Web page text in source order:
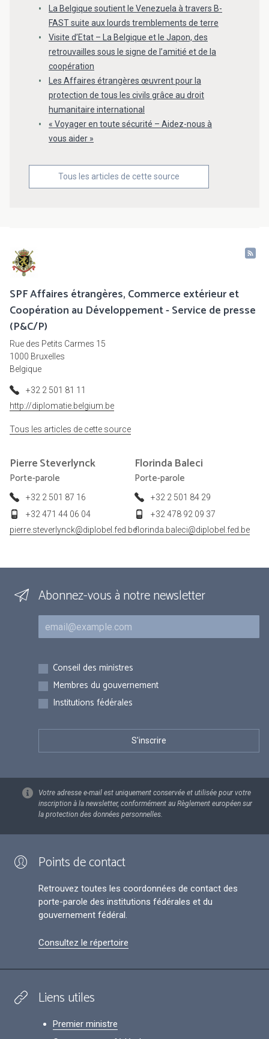
La Belgique soutient le Venezuela à travers B-
FAST suite aux lourds tremblements de terre
Visite d’Etat – La Belgique et le Japon, des
retrouvailles sous le signe de l’amitié et de la
coopération
Les Affaires étrangères œuvrent pour la
protection de tous les civils grâce au droit
humanitaire international
« Voyager en toute sécurité – Aidez-nous à
vous aider »
Tous les articles de cette source
SPF Affaires étrangères, Commerce extérieur et
Coopération au Développement - Service de presse
(P&C/P)
Rue des Petits Carmes 15
1000 Bruxelles
Belgique
+32 2 501 81 11
http://diplomatie.belgium.be
Tous les articles de cette source
PierreSteverlynck
Porte-parole
+32 2 501 87 16
+32 471 44 06 04
pierre.steverlynck@diplobel.fed.be
Florinda Baleci
Porte-parole
+32 2 501 84 29
+32 478 92 09 37
florinda.baleci@diplobel.fed.be
Abonnez-vous à notre newsletter
Courriel
Inscriptions
Conseil des ministres
Membres du gouvernement
Institutions fédérales
Votre adresse e-mail est uniquement conservée et utilisée pour votre
inscription à la newsletter, conformément au Règlement européen sur
la protection des données personnelles.
Points de contact
Retrouvez toutes les coordonnées de contact des
porte-parole des institutions fédérales et du
gouvernement fédéral.
Consultez le répertoire
Liens utiles
Premier ministre